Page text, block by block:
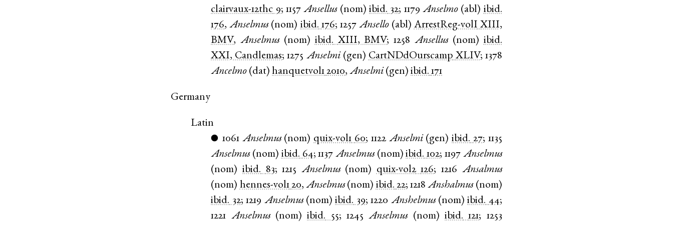
clairvaux-12thc 9;1157 Ansellus(nom)ibid. 32; 1179 Anselmo (abl) ibid.
176,Anselmus(nom) ibid. 176; 1257 Ansello(abl) ArrestReg-volI XIII,
BMV,Anselmus(nom) ibid. XIII, BMV;1258 Ansellus(nom) ibid.
XXI, Candlemas;1275 Anselmi(gen) CartNDdOurscamp XLIV; 1378
Ancelmo (dat)hanquetvol1 2010,Anselmi(gen)ibid. 171
Germany
Latin
● 1061 Anselmus(nom) quix-vol1 60; 1122 Anselmi(gen)ibid. 27; 1135
Anselmus(nom) ibid. 64;1137 Anselmus(nom)ibid. 102; 1197 Anselmus
(nom) ibid. 83;1215 Anselmus(nom) quix-vol2 126;1216 Ansalmus
(nom) hennes-vol1 20,Anselmus(nom) ibid. 22;1218 Anshalmus(nom)
ibid. 32;1219 Anselmus(nom)ibid. 39;1220 Anshelmus(nom)ibid. 44;
1221 Anselmus(nom)ibid. 55;1245 Anselmus(nom)ibid. 121; 1253